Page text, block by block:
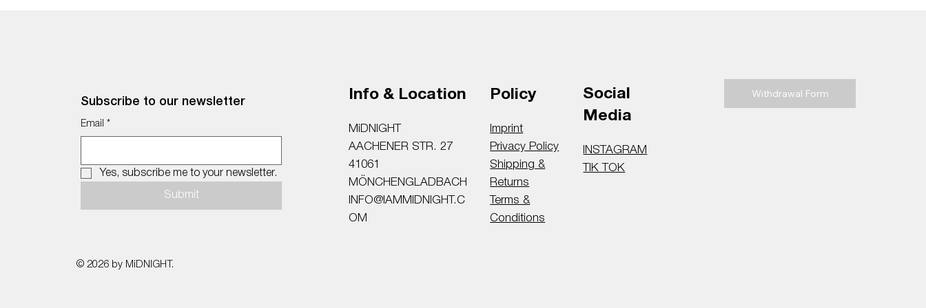
Subscribe to our newsletter
Email *
Yes, subscribe me to your newsletter.
Submit
© 2026 by MiDNIGHT.
Info & Location
MiDNIGHT
AACHENER STR. 27
41061
MÖNCHENGLADBACH
INFO@IAMMIDNIGHT.C
OM
Policy
Imprint
Privacy Policy
Shipping &
Returns
Terms &
Conditions
Social
Media
INSTAGRAM
TIK TOK
Withdrawal Form